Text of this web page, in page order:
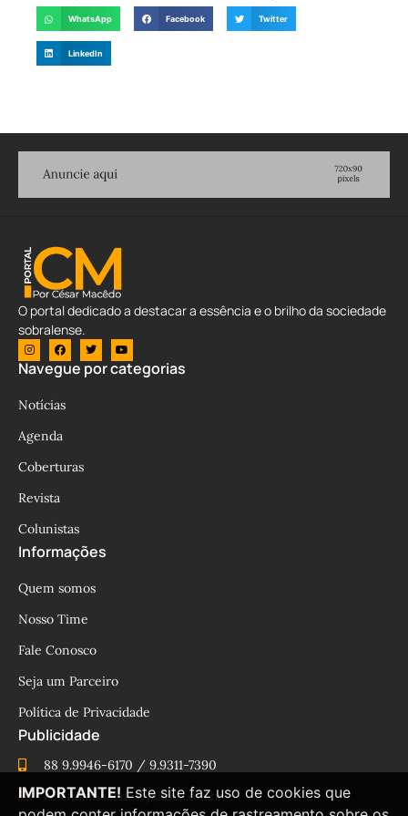
WhatsApp Facebook Twitter
LinkedIn
O portal dedicado a destacar a essência e o brilho da sociedade
sobralense.
Navegue por categorias
Notícias
Agenda
Coberturas
Revista
Colunistas
Informações
Quem somos
Nosso Time
Fale Conosco
Seja um Parceiro
Política de Privacidade
Publicidade
88 9.9946-6170 / 9.9311-7390
cesinhamacedo@yahoo.com.br
IMPORTANTE! Este site faz uso de cookies que